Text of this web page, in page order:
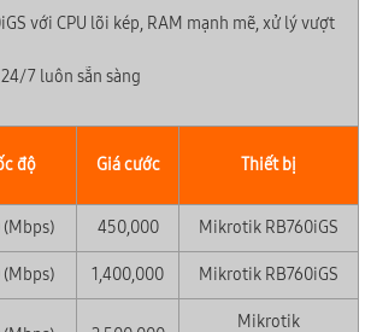
với CPU lõi kép, RAM mạnh mẽ, xử lý vượt
7 luôn sẵn sàng
độ Giá cước Thiết bị
450,000 Mikrotik RB760iGS
1,400,000 Mikrotik RB760iGS
Mikrotik